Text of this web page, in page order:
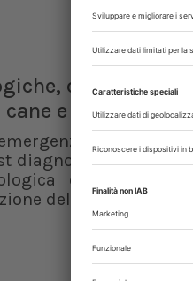
come
e gatto
e urgenza
diagnostici, i principi
efficace senza
del paziente